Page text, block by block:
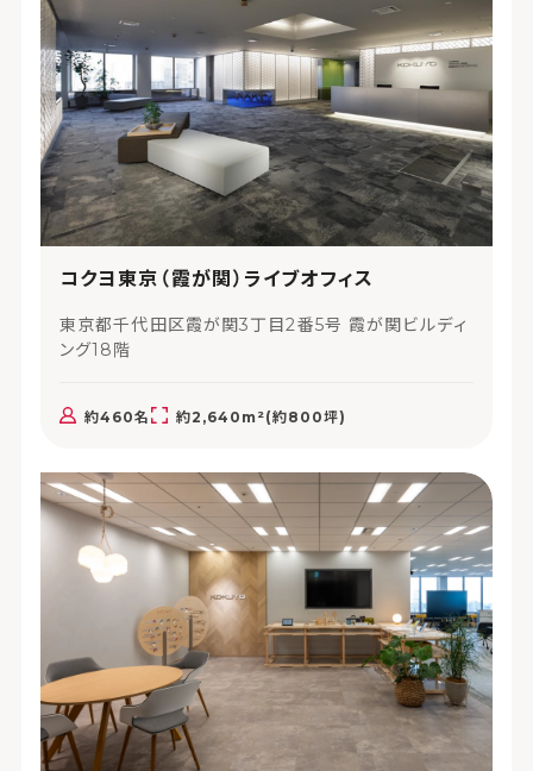
コクヨ東京（霞が関）ライブオフィス
東京都千代田区霞が関3丁目2番5号 霞が関ビルディ
ング18階
約460名 約2,640m²(約800坪)